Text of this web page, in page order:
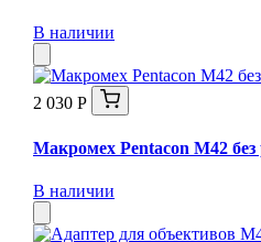
В наличии
2 030 Р
Макромех Pentaсon M42 без
В наличии